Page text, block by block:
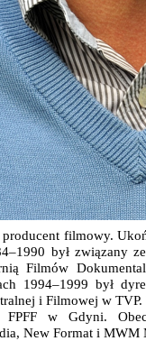
producent filmowy.
był związany
Filmów
1994–1999 był
i Filmowej w
FPFF w Gdyni.
New Format i MWM